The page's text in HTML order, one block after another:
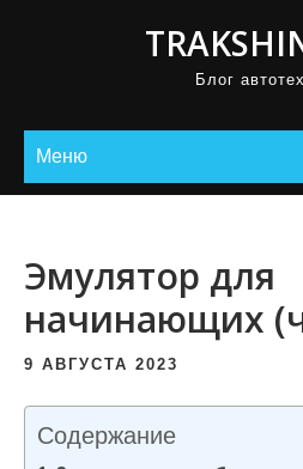
Блог
Меню
Эмулятор для
начинающих
9 АВГУСТА 2023
Содержание